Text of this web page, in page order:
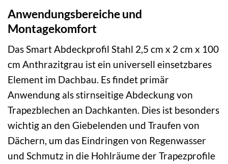
Anwendungsbereiche und
Montagekomfort
Das Smart Abdeckprofil Stahl 2,5 cm x 2 cm x 100
cm Anthrazitgrau ist ein universell einsetzbares
Element im Dachbau. Es findet primär
Anwendung als stirnseitige Abdeckung von
Trapezblechen an Dachkanten. Dies ist besonders
wichtig an den Giebelenden und Traufen von
Dächern, um das Eindringen von Regenwasser
und Schmutz in die Hohlräume der Trapezprofile